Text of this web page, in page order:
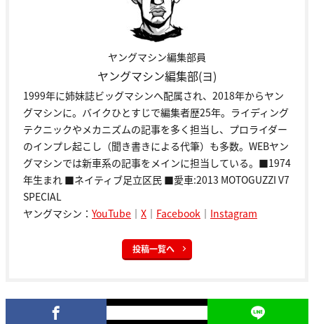
ヤングマシン編集部員
ヤングマシン編集部(ヨ)
1999年に姉妹誌ビッグマシンへ配属され、2018年からヤン
グマシンに。バイクひとすじで編集者歴25年。ライディング
テクニックやメカニズムの記事を多く担当し、プロライダー
のインプレ起こし（聞き書きによる代筆）も多数。WEBヤン
グマシンでは新車系の記事をメインに担当している。■1974
年生まれ ■ネイティブ足立区民 ■愛車:2013 MOTOGUZZI V7
SPECIAL
ヤングマシン： YouTube ｜ X ｜ Facebook ｜ Instagram
投稿一覧へ